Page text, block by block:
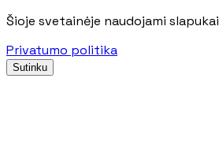
Šioje svetainėje naudojami slapukai
Privatumo politika
Sutinku